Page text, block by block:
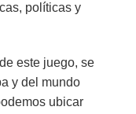
políticas y
este juego, se
y del mundo
ubicar